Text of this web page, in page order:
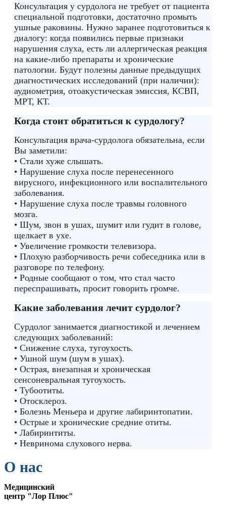
Консультация у сурдолога не требует от пациента
специальной подготовки, достаточно промыть
ушные раковины. Нужно заранее подготовиться к
диалогу: когда появились первые признаки
нарушения слуха, есть ли аллергическая реакция
на какие-либо препараты и хронические
патологии. Будут полезны данные предыдущих
диагностических исследований (при наличии):
аудиометрия, отоакустическая эмиссия, КСВП,
МРТ, КТ.
Когда стоит обратиться к сурдологу?
Консультация врача-сурдолога обязательна, если
Вы заметили:
• Стали хуже слышать.
• Нарушение слуха после перенесенного
вирусного, инфекционного или воспалительного
заболевания.
• Нарушение слуха после травмы головного
мозга.
• Шум, звон в ушах, шумит или гудит в голове,
щелкает в ухе.
• Увеличение громкости телевизора.
• Плохую разборчивость речи собеседника или в
разговоре по телефону.
• Родные сообщают о том, что стал часто
переспрашивать, просит говорить громче.
Какие заболевания лечит сурдолог?
Сурдолог занимается диагностикой и лечением
следующих заболеваний:
• Снижение слуха, тугоухость.
• Ушной шум (шум в ушах).
• Острая, внезапная и хроническая
сенсоневральная тугоухость.
• Тубоотиты.
• Отосклероз.
• Болезнь Меньера и другие лабиринтопатии.
• Острые и хронические средние отиты.
• Лабиринтиты.
• Невринома слухового нерва.
О нас
Медицинский
центр "Лор Плюс"